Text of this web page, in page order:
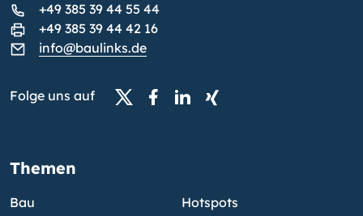
+49 385 39 44 55 44
+49 385 39 44 42 16
info@baulinks.de
Folge uns auf
Themen
Bau
Hotspots